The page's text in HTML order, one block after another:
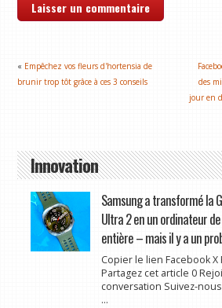
« Empêchez vos fleurs d'hortensia de
brunir trop tôt grâce à ces 3 conseils
des
jour en
Innovation
Samsung a transformé la
Ultra 2 en un ordinateur
entière – mais il y a un
Copier le lien Facebook X
Partagez cet article 0
conversation Suivez-
...